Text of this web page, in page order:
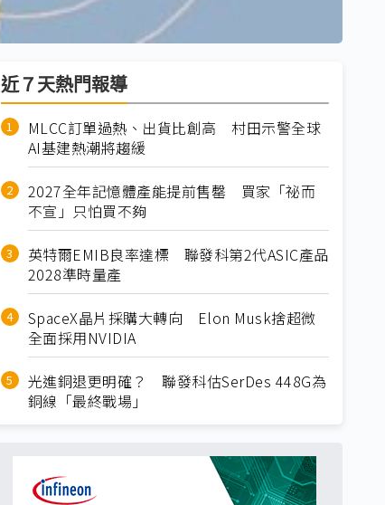
近７天熱門報導
MLCC訂單過熱、出貨比創高 村田示警全球
AI基建熱潮將趨緩
2027全年記憶體產能提前售罄 買家「祕而
不宣」只怕買不夠
英特爾EMIB良率達標 聯發科第2代ASIC產品
2028準時量產
SpaceX晶片採購大轉向 Elon Musk捨超微
全面採用NVIDIA
光進銅退更明確？ 聯發科估SerDes 448G為
銅線「最終戰場」